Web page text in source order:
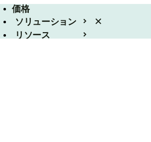
価格
ソリューション
リソース